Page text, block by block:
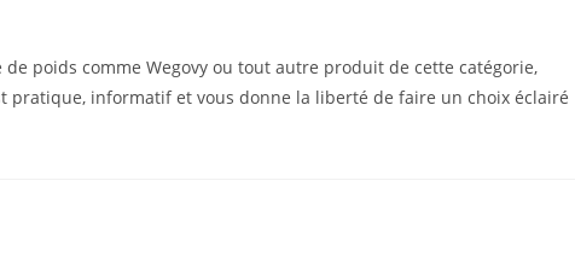
poids comme Wegovy ou tout autre produit de cette catégorie,
pratique, informatif et vous donne la liberté de faire un choix éclairé